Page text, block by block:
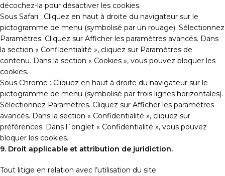
décochez-la pour désactiver les cookies.
Sous Safari : Cliquez en haut à droite du navigateur sur le
pictogramme de menu (symbolisé par un rouage). Sélectionnez
Paramètres. Cliquez sur Afficher les paramètres avancés. Dans
la section « Confidentialité », cliquez sur Paramètres de
contenu. Dans la section « Cookies », vous pouvez bloquer les
cookies.
Sous Chrome : Cliquez en haut à droite du navigateur sur le
pictogramme de menu (symbolisé par trois lignes horizontales).
Sélectionnez Paramètres. Cliquez sur Afficher les paramètres
avancés. Dans la section « Confidentialité », cliquez sur
préférences. Dans l´onglet « Confidentialité », vous pouvez
bloquer les cookies.
9. Droit applicable et attribution de juridiction.
Tout litige en relation avec l’utilisation du site